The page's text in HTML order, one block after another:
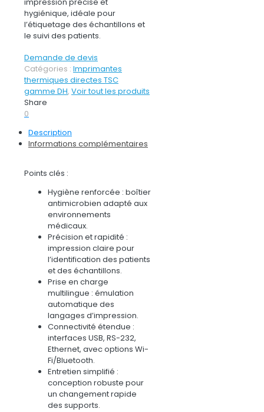
hygiénique, idéale pour
l’étiquetage des échantillons et
le suivi des patients.
Demande de devis
Catégories : Imprimantes
thermiques directes TSC
gamme DH, Voir tout les produits
Share
0
Description
Informations complémentaires
Points clés :
Hygiène renforcée : boîtier
antimicrobien adapté aux
environnements
médicaux.
Précision et rapidité :
impression claire pour
l’identification des patients
et des échantillons.
Prise en charge
multilingue : émulation
automatique des
langages d’impression.
Connectivité étendue :
interfaces USB, RS-232,
Ethernet, avec options Wi-
Fi/Bluetooth.
Entretien simplifié :
conception robuste pour
un changement rapide
des supports.